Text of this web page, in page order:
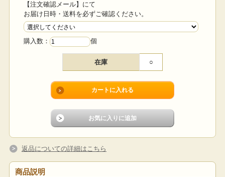
【注文確認メール】にて
お届け日時・送料を必ずご確認ください。
購入数： 個
在庫 ○
返品についての詳細はこちら
商品説明